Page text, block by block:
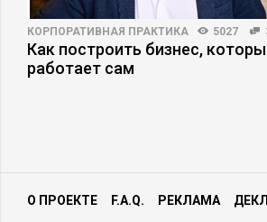
КОРПОРАТИВНАЯ ПРАКТИКА 5027
Как построить бизнес,
работает сам
О ПРОЕКТЕ F.A.Q. РЕКЛАМА